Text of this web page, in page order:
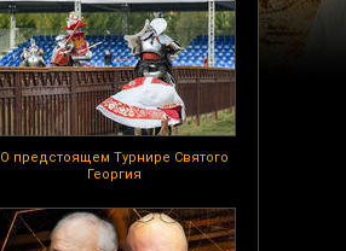
О предстоящем Турнире Святого
Георгия